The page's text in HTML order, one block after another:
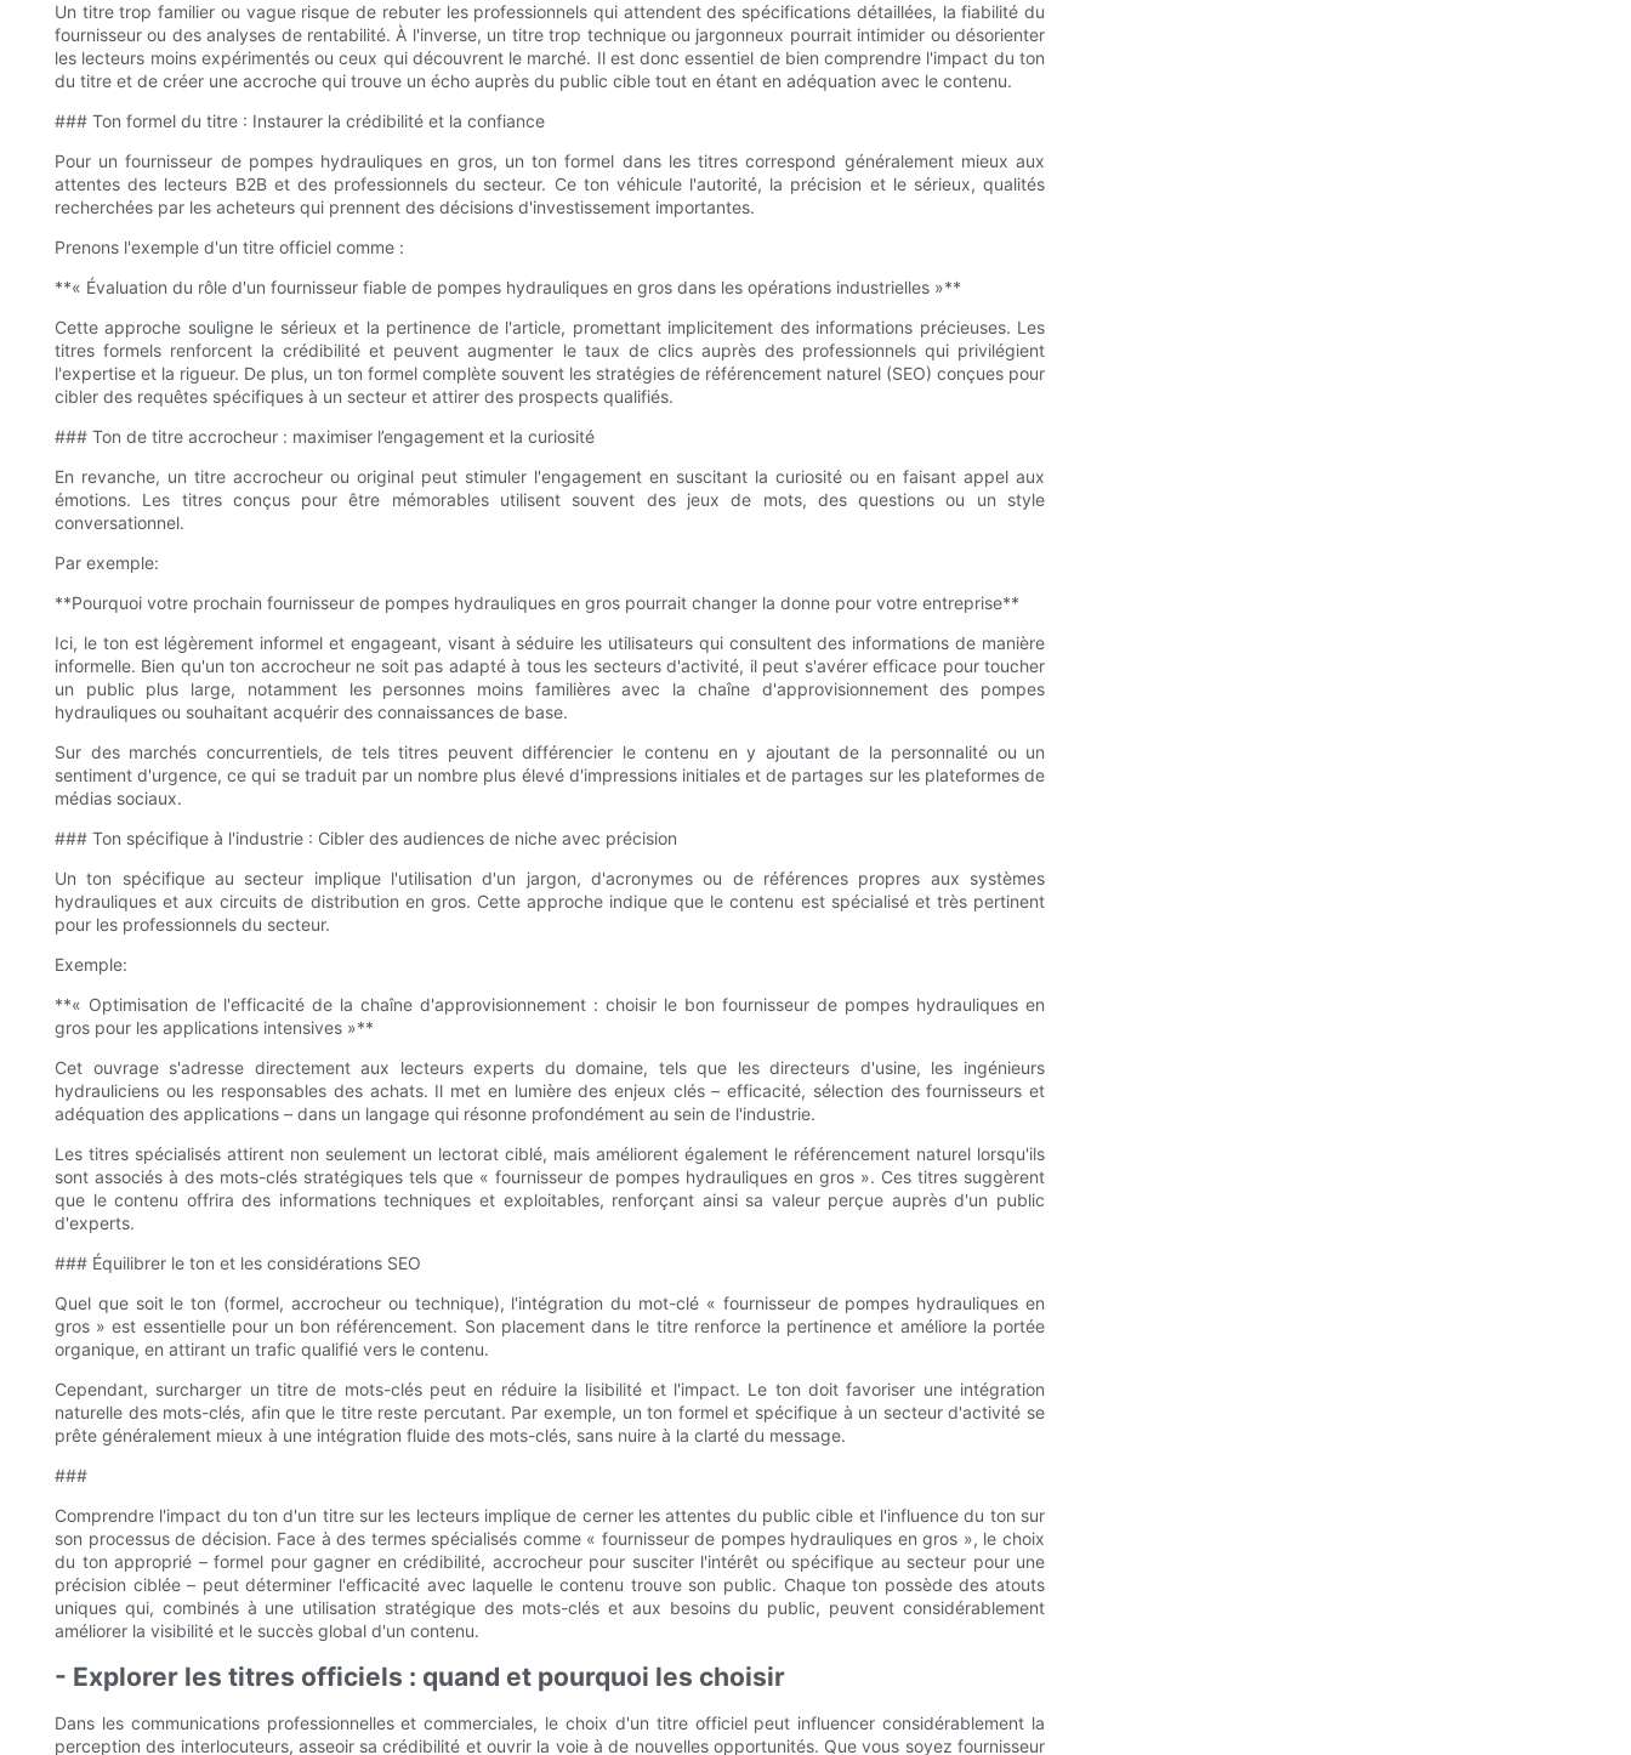
Un titre trop familier ou vague risque de rebuter les professionnels qui attendent des spécifications détaillées, la fiabilité du
fournisseur ou des analyses de rentabilité. À l'inverse, un titre trop technique ou jargonneux pourrait intimider ou désorienter
les lecteurs moins expérimentés ou ceux qui découvrent le marché. Il est donc essentiel de bien comprendre l'impact du ton
du titre et de créer une accroche qui trouve un écho auprès du public cible tout en étant en adéquation avec le contenu.
### Ton formel du titre : Instaurer la crédibilité et la confiance
Pour un fournisseur de pompes hydrauliques en gros, un ton formel dans les titres correspond généralement mieux aux
attentes des lecteurs B2B et des professionnels du secteur. Ce ton véhicule l'autorité, la précision et le sérieux, qualités
recherchées par les acheteurs qui prennent des décisions d'investissement importantes.
Prenons l'exemple d'un titre officiel comme :
**« Évaluation du rôle d'un fournisseur fiable de pompes hydrauliques en gros dans les opérations industrielles »**
Cette approche souligne le sérieux et la pertinence de l'article, promettant implicitement des informations précieuses. Les
titres formels renforcent la crédibilité et peuvent augmenter le taux de clics auprès des professionnels qui privilégient
l'expertise et la rigueur. De plus, un ton formel complète souvent les stratégies de référencement naturel (SEO) conçues pour
cibler des requêtes spécifiques à un secteur et attirer des prospects qualifiés.
### Ton de titre accrocheur : maximiser l’engagement et la curiosité
En revanche, un titre accrocheur ou original peut stimuler l'engagement en suscitant la curiosité ou en faisant appel aux
émotions. Les titres conçus pour être mémorables utilisent souvent des jeux de mots, des questions ou un style
conversationnel.
Par exemple:
**Pourquoi votre prochain fournisseur de pompes hydrauliques en gros pourrait changer la donne pour votre entreprise**
Ici, le ton est légèrement informel et engageant, visant à séduire les utilisateurs qui consultent des informations de manière
informelle. Bien qu'un ton accrocheur ne soit pas adapté à tous les secteurs d'activité, il peut s'avérer efficace pour toucher
un public plus large, notamment les personnes moins familières avec la chaîne d'approvisionnement des pompes
hydrauliques ou souhaitant acquérir des connaissances de base.
Sur des marchés concurrentiels, de tels titres peuvent différencier le contenu en y ajoutant de la personnalité ou un
sentiment d'urgence, ce qui se traduit par un nombre plus élevé d'impressions initiales et de partages sur les plateformes de
médias sociaux.
### Ton spécifique à l'industrie : Cibler des audiences de niche avec précision
Un ton spécifique au secteur implique l'utilisation d'un jargon, d'acronymes ou de références propres aux systèmes
hydrauliques et aux circuits de distribution en gros. Cette approche indique que le contenu est spécialisé et très pertinent
pour les professionnels du secteur.
Exemple:
**« Optimisation de l'efficacité de la chaîne d'approvisionnement : choisir le bon fournisseur de pompes hydrauliques en
gros pour les applications intensives »**
Cet ouvrage s'adresse directement aux lecteurs experts du domaine, tels que les directeurs d'usine, les ingénieurs
hydrauliciens ou les responsables des achats. Il met en lumière des enjeux clés – efficacité, sélection des fournisseurs et
adéquation des applications – dans un langage qui résonne profondément au sein de l'industrie.
Les titres spécialisés attirent non seulement un lectorat ciblé, mais améliorent également le référencement naturel lorsqu'ils
sont associés à des mots-clés stratégiques tels que « fournisseur de pompes hydrauliques en gros ». Ces titres suggèrent
que le contenu offrira des informations techniques et exploitables, renforçant ainsi sa valeur perçue auprès d'un public
d'experts.
### Équilibrer le ton et les considérations SEO
Quel que soit le ton (formel, accrocheur ou technique), l'intégration du mot-clé « fournisseur de pompes hydrauliques en
gros » est essentielle pour un bon référencement. Son placement dans le titre renforce la pertinence et améliore la portée
organique, en attirant un trafic qualifié vers le contenu.
Cependant, surcharger un titre de mots-clés peut en réduire la lisibilité et l'impact. Le ton doit favoriser une intégration
naturelle des mots-clés, afin que le titre reste percutant. Par exemple, un ton formel et spécifique à un secteur d'activité se
prête généralement mieux à une intégration fluide des mots-clés, sans nuire à la clarté du message.
###
Comprendre l'impact du ton d'un titre sur les lecteurs implique de cerner les attentes du public cible et l'influence du ton sur
son processus de décision. Face à des termes spécialisés comme « fournisseur de pompes hydrauliques en gros », le choix
du ton approprié – formel pour gagner en crédibilité, accrocheur pour susciter l'intérêt ou spécifique au secteur pour une
précision ciblée – peut déterminer l'efficacité avec laquelle le contenu trouve son public. Chaque ton possède des atouts
uniques qui, combinés à une utilisation stratégique des mots-clés et aux besoins du public, peuvent considérablement
améliorer la visibilité et le succès global d'un contenu.
- Explorer les titres officiels : quand et pourquoi les choisir
Dans les communications professionnelles et commerciales, le choix d'un titre officiel peut influencer considérablement la
perception des interlocuteurs, asseoir sa crédibilité et ouvrir la voie à de nouvelles opportunités. Que vous soyez fournisseur